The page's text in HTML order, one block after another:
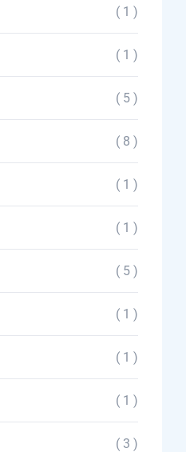
( 1 )
( 1 )
( 5 )
( 8 )
( 1 )
( 1 )
( 5 )
( 1 )
( 1 )
( 1 )
( 3 )